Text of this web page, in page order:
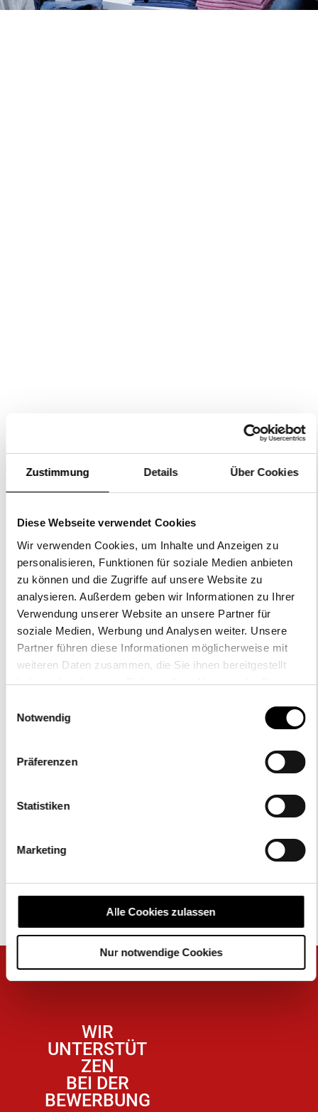
Zustimmung Details Über Cookies
Diese Webseite verwendet Cookies
Wir verwenden Cookies, um Inhalte und Anzeigen zu
personalisieren, Funktionen für soziale Medien anbieten
zu können und die Zugriffe auf unsere Website zu
analysieren. Außerdem geben wir Informationen zu Ihrer
Verwendung unserer Website an unsere Partner für
soziale Medien, Werbung und Analysen weiter. Unsere
Partner führen diese Informationen möglicherweise mit
weiteren Daten zusammen, die Sie ihnen bereitgestellt
haben oder die sie im Rahmen Ihrer Nutzung der Dienste
Notwendig
Präferenzen
Statistiken
Marketing
Alle Cookies zulassen
Nur notwendige Cookies
JETZT BEWERBEN
MODEBERATER (m/w/d)
Service ist unsere Stärke – Daher ist es Ihr Job als Verkaufstalent
FILIALLEITER (M/W/D)
Service ist unsere Stärke - Sie sorgen dafür, dass Ihr Team
motiviert ist, kümmern sich um sämtliche administrative
Angelegenheiten und sichern einen reibungslosen Ablauf in Ihrer
Filiale.
STELLVERTRETENDER
FILIALLEITER (M/W/D)
Neben der individuellen Unterstützung als Berater sorgen Sie für
Ordnung im Geschäft und setzen die Ware optimal in Szene.
ALLE
freie
Stellen
WIR
UNTERSTÜT
ZEN
BEI DER
BEWERBUNG